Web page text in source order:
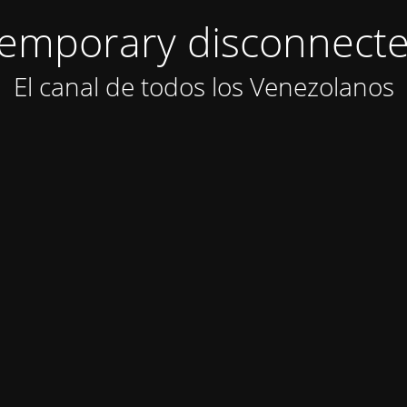
El canal de todos los Venezolanos